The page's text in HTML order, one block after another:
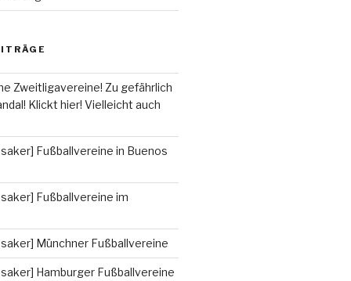
Zweitligavereine! Zu gefährlich
Klickt hier! Vielleicht auch
Fußballvereine in Buenos
Fußballvereine im
Münchner Fußballvereine
Hamburger Fußballvereine